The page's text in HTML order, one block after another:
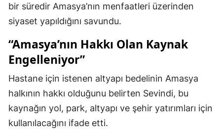
bir süredir Amasya’nın menfaatleri üzerinden
siyaset yapıldığını savundu.
“Amasya’nın Hakkı Olan Kaynak
Engelleniyor”
Hastane için istenen altyapı bedelinin Amasya
halkının hakkı olduğunu belirten Sevindi, bu
kaynağın yol, park, altyapı ve şehir yatırımları için
kullanılacağını ifade etti.